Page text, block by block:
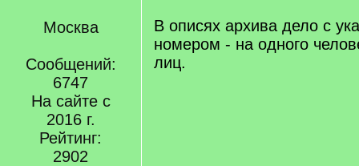
Москва
Сообщений:
6747
На сайте с
2016 г.
Рейтинг:
2902
В описях архива дело с
номером - на одного
лиц.